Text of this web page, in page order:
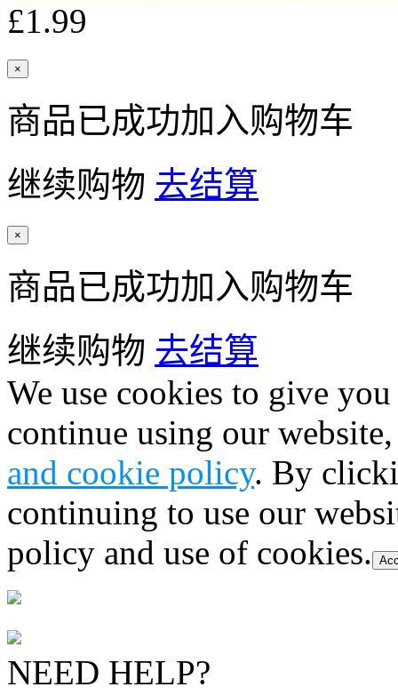
£1.99
×
商品已成功加入购物车
继续购物 去结算
×
商品已成功加入购物车
继续购物 去结算
We use cookies to give
continue using our
and cookie policy. By
continuing to use our
policy and use of cookies.
NEED HELP?